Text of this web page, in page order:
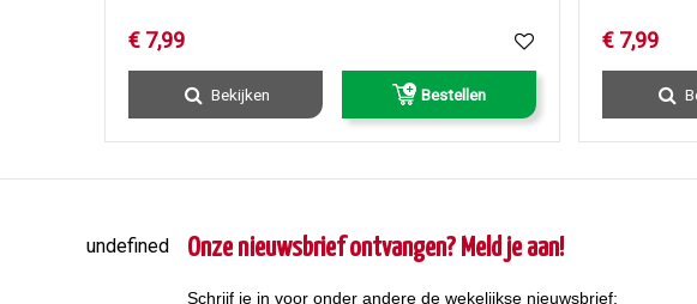
€ 7,99
Bekijken Bestellen
€ 7,99
undefined Onze nieuwsbrief ontvangen? Meld je aan!
Schrijf je in voor onder andere de wekelijkse nieuwsbrief: